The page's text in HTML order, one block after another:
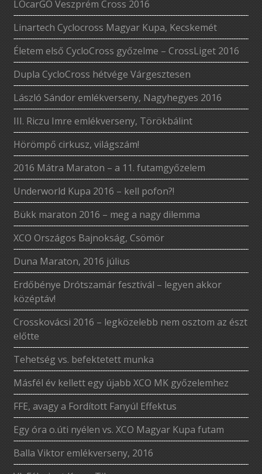
LOcarGO Veszprém Cross 2016
Linartech Cyclocross Magyar Kupa, Kecskemét
Életem első CycloCross győzelme – CrossLiget 2016
Dupla CycloCross hétvége Várgesztesen
László Sándor emlékverseny, Nagyhegyes 2016
III. Riczu Imre emlékverseny, Törökbálint
Hörömpő cirkusz, világszám!
2016 Mátra Maraton – a 11. futamgyőzelem
Underworld Kupa 2016 – kell pofon?!
Bükk maraton 2016 – meg a nagy dilemma
XCO Országos Bajnokság, Csömör
Duna Maraton, 2016 július
Erdőbénye Drótszamár fesztivál – legyen akkor
középtáv!
Crosskovácsi 2016 – legközelebb nem osztom az észt
előtte
Tehetség vs. befektetett munka
Másfél év kellett egy újabb XCO MK győzelemhez
FFE, avagy a Fordított Fanyúl Effektus
Egy óra o.úti nyélen vs. XCO Magyar Kupa futam
Balla Viktor emlékverseny, 2016